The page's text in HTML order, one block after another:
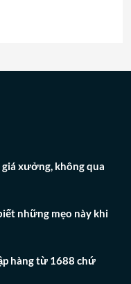
xưởng, không qua
những mẹo này khi
hàng từ 1688 chứ